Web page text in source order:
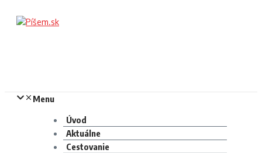
Menu
Úvod
Aktuálne
Cestovanie